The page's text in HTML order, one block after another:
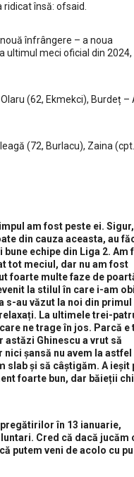
însă: ofsaid.
înfrângere – a noua
ultimul meci oficial din 2024,
(62, Ekmekci), Burdeț –
(72, Burlacu), Zaina
am fost peste ei. Sigur,
din cauza aceasta, au
echipe din Liga 2. Am
tot meciul, dar nu am fost
foarte multe faze de
la stilul în care i-am
au văzut la noi din primul
La ultimele trei-
ne trage în jos. Parcă e
Ghinescu a vrut să
șansă nu avem la astfel
slab și să câștigăm. A ieșit
foarte bun, dar băieții
în 13 ianuarie,
Cred că dacă jucăm
putem veni de acolo cu